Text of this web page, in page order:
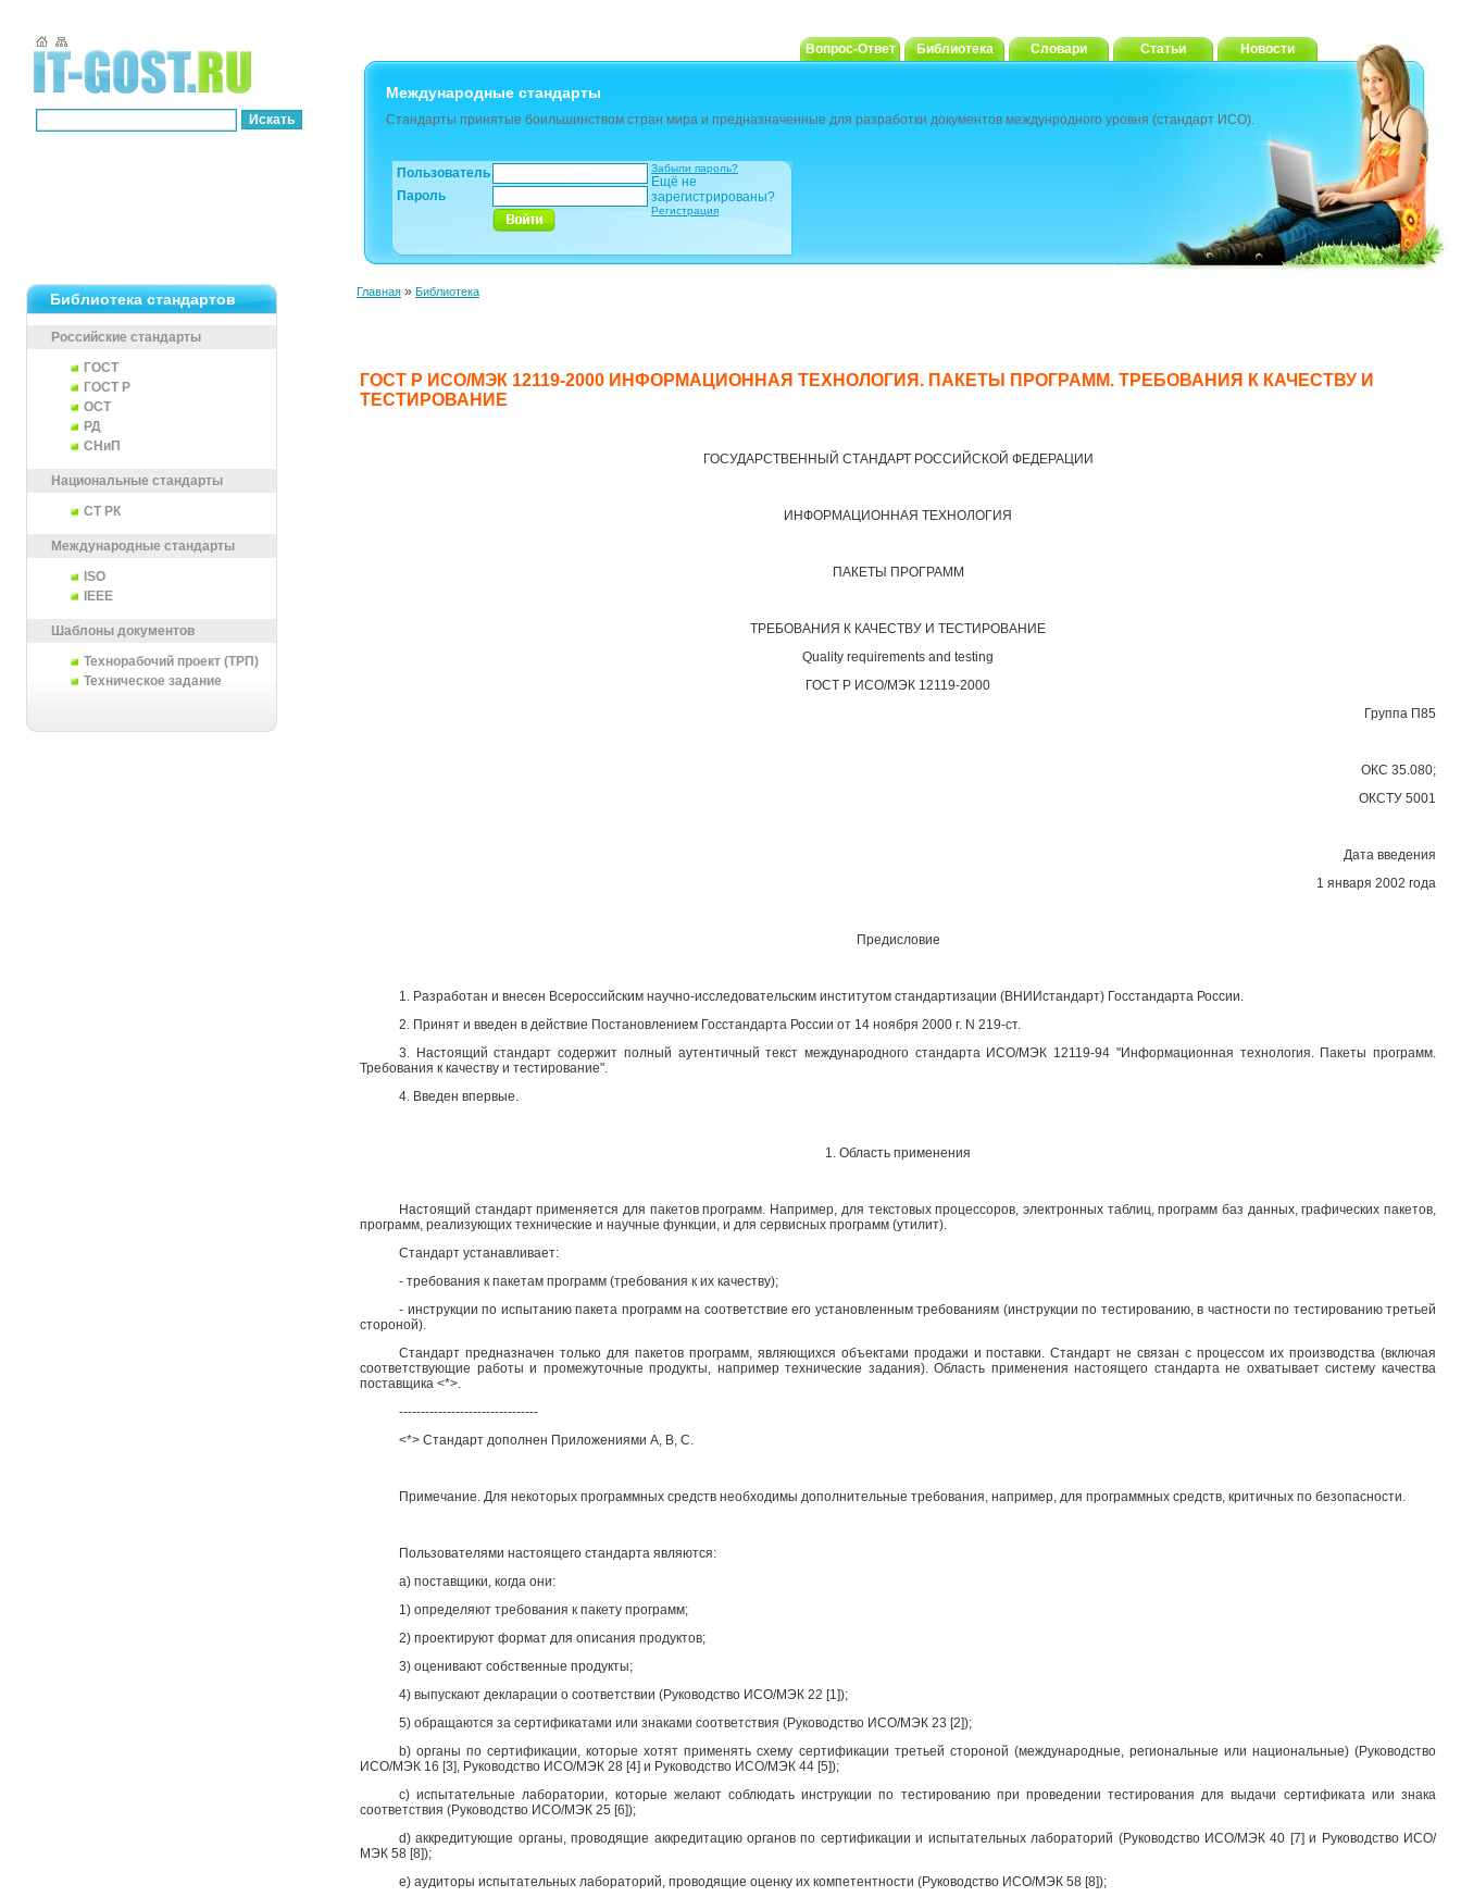
Новости
Статьи
Словари
Библиотека
Вопрос-Ответ
Международные стандарты
Стандарты принятые боильшинством стран мира и предназначенные для разработки документов междунродного уровня (стандарт ИСО).
Пользователь
Пароль
Забыли пароль?
Ещё не
зарегистрированы?
Регистрация
Библиотека стандартов
Российские стандарты
ГОСТ
ГОСТ Р
ОСТ
РД
СНиП
Национальные стандарты
СТ РК
Международные стандарты
ISO
IEEE
Шаблоны документов
Технорабочий проект (ТРП)
Техническое задание
Главная » Библиотека
ГОСТ Р ИСО/МЭК 12119-2000 ИНФОРМАЦИОННАЯ ТЕХНОЛОГИЯ. ПАКЕТЫ ПРОГРАММ. ТРЕБОВАНИЯ К КАЧЕСТВУ И
ТЕСТИРОВАНИЕ
ГОСУДАРСТВЕННЫЙ СТАНДАРТ РОССИЙСКОЙ ФЕДЕРАЦИИ
ИНФОРМАЦИОННАЯ ТЕХНОЛОГИЯ
ПАКЕТЫ ПРОГРАММ
ТРЕБОВАНИЯ К КАЧЕСТВУ И ТЕСТИРОВАНИЕ
Quality requirements and testing
ГОСТ Р ИСО/МЭК 12119-2000
Группа П85
ОКС 35.080;
ОКСТУ 5001
Дата введения
1 января 2002 года
Предисловие
1. Разработан и внесен Всероссийским научно-исследовательским институтом стандартизации (ВНИИстандарт) Госстандарта России.
2. Принят и введен в действие Постановлением Госстандарта России от 14 ноября 2000 г. N 219-ст.
3. Настоящий стандарт содержит полный аутентичный текст международного стандарта ИСО/МЭК 12119-94 "Информационная технология. Пакеты программ.
Требования к качеству и тестирование".
4. Введен впервые.
1. Область применения
Настоящий стандарт применяется для пакетов программ. Например, для текстовых процессоров, электронных таблиц, программ баз данных, графических пакетов,
программ, реализующих технические и научные функции, и для сервисных программ (утилит).
Стандарт устанавливает:
- требования к пакетам программ (требования к их качеству);
- инструкции по испытанию пакета программ на соответствие его установленным требованиям (инструкции по тестированию, в частности по тестированию третьей
стороной).
Стандарт предназначен только для пакетов программ, являющихся объектами продажи и поставки. Стандарт не связан с процессом их производства (включая
соответствующие работы и промежуточные продукты, например технические задания). Область применения настоящего стандарта не охватывает систему качества
поставщика <*>.
--------------------------------
<*> Стандарт дополнен Приложениями А , В, С.
Примечание. Для некоторых программных средств необходимы дополнительные требования, например, для программных средств, критичных по безопасности.
Пользователями настоящего стандарта являются:
a) поставщики, когда они:
1) определяют требования к пакету программ;
2) проектируют формат для описания продуктов;
3) оценивают собственные продукты;
4) выпускают декларации о соответствии (Руководство ИСО/МЭК 22 [1]);
5) обращаются за сертификатами или знаками соответствия (Руководство ИСО/МЭК 23 [2]);
b) органы по сертификации, которые хотят применять схему сертификации третьей стороной (международные, региональные или национальные) (Руководство
ИСО/МЭК 16 [3], Руководство ИСО/МЭК 28 [4] и Руководство ИСО/МЭК 44 [5]);
c) испытательные лаборатории, которые желают соблюдать инструкции по тестированию при проведении тестирования для выдачи сертификата или знака
соответствия (Руководство ИСО/МЭК 25 [6]);
d) аккредитующие органы, проводящие аккредитацию органов по сертификации и испытательных лабораторий (Руководство ИСО/МЭК 40 [7] и Руководство ИСО/
МЭК 58 [8]);
e) аудиторы испытательных лабораторий, проводящие оценку их компетентности (Руководство ИСО/МЭК 58 [8]);